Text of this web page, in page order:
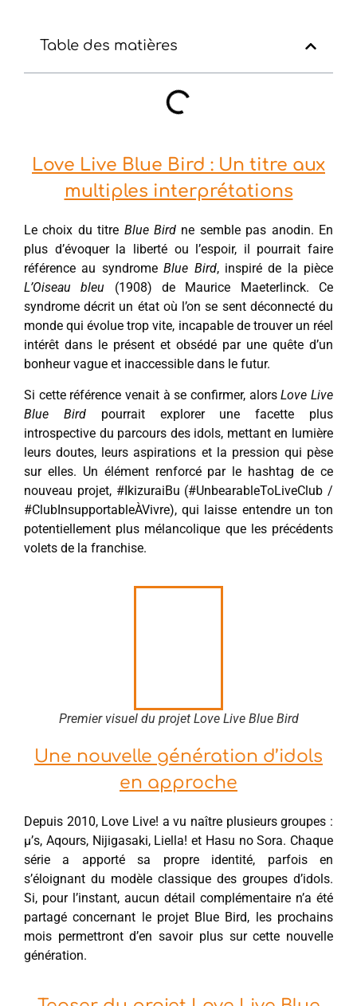
Table des matières
Love Live Blue Bird : Un titre aux
multiples interprétations
Le choix du titre Blue Bird ne semble pas anodin. En
plus d’évoquer la liberté ou l’espoir, il pourrait faire
référence au syndromeBlue Bird, inspiré de la pièce
L’Oiseau bleu (1908) de Maurice Maeterlinck. Ce
syndrome décrit un état où l’on se sent déconnecté du
monde qui évolue trop vite, incapable de trouver un réel
intérêt dans le présent et obsédé par une quête d’un
bonheur vague et inaccessible dans le futur.
Si cette référence venait à se confirmer, alorsLove Live
Blue Birdpourrait explorer une facette plus
introspective du parcours des idols, mettant en lumière
leurs doutes, leurs aspirations et la pression qui pèse
sur elles. Un élément renforcé par le hashtag de ce
nouveau projet, #IkizuraiBu (#UnbearableToLiveClub /
#ClubInsupportableÀVivre), qui laisse entendre un ton
potentiellement plus mélancolique que les précédents
volets de la franchise.
Premier visuel du projet Love Live Blue Bird
Une nouvelle génération d’idols
en approche
Depuis 2010, Love Live! a vu naître plusieurs groupes :
μ’s, Aqours, Nijigasaki, Liella! et Hasu no Sora. Chaque
série a apporté sa propre identité, parfois en
s’éloignant du modèle classique des groupes d’idols.
Si, pour l’instant, aucun détail complémentaire n’a été
partagé concernant le projet Blue Bird, les prochains
mois permettront d’en savoir plus sur cette nouvelle
génération.